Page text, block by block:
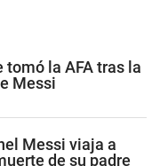
tomó la AFA tras la
Messi
Messi viaja a
de su padre